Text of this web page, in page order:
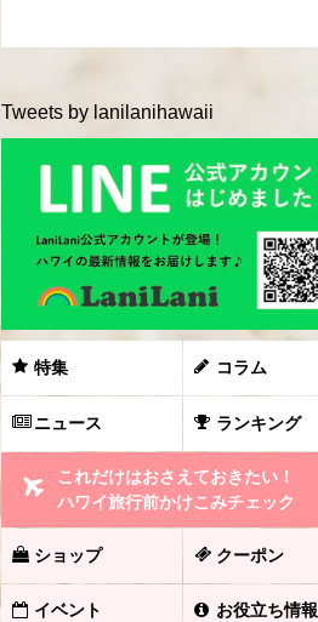
Tweets by lanilanihawaii
特集 コラム
ニュース ランキング
これだけはおさえておきたい！
ハワイ旅行前かけこみチェック
ショップ クーポン
イベント お役立ち情報